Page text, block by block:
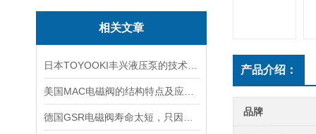
相关文章
产品介绍：
品牌